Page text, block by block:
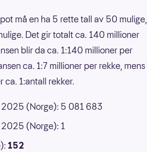
må en ha 5 rette tall av 50 mulige,
Det gir totalt ca. 140 millioner
blir da ca. 1:140 millioner per
ca. 1:7 millioner per rekke, mens
ca. 1:antall rekker.
(Norge): 5 081 683
(Norge): 1
152